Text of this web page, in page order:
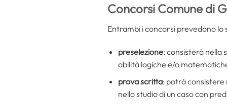
Concorsi Comune di
Entrambi i concorsi prevedono
preselezione: consisterà nella
abilità logiche e/o
prova scritta: potrà consistere
nello studio di un caso con